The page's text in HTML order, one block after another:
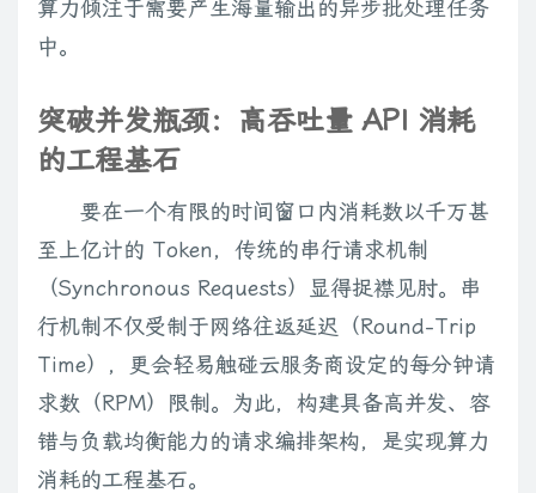
算力倾注于需要产生海量输出的异步批处理任务
中。
突破并发瓶颈：高吞吐量 API 消耗
的工程基石
要在一个有限的时间窗口内消耗数以千万甚
至上亿计的 Token，传统的串行请求机制
（Synchronous Requests）显得捉襟见肘。串
行机制不仅受制于网络往返延迟（Round-Trip
Time），更会轻易触碰云服务商设定的每分钟请
求数（RPM）限制。为此，构建具备高并发、容
错与负载均衡能力的请求编排架构，是实现算力
消耗的工程基石。